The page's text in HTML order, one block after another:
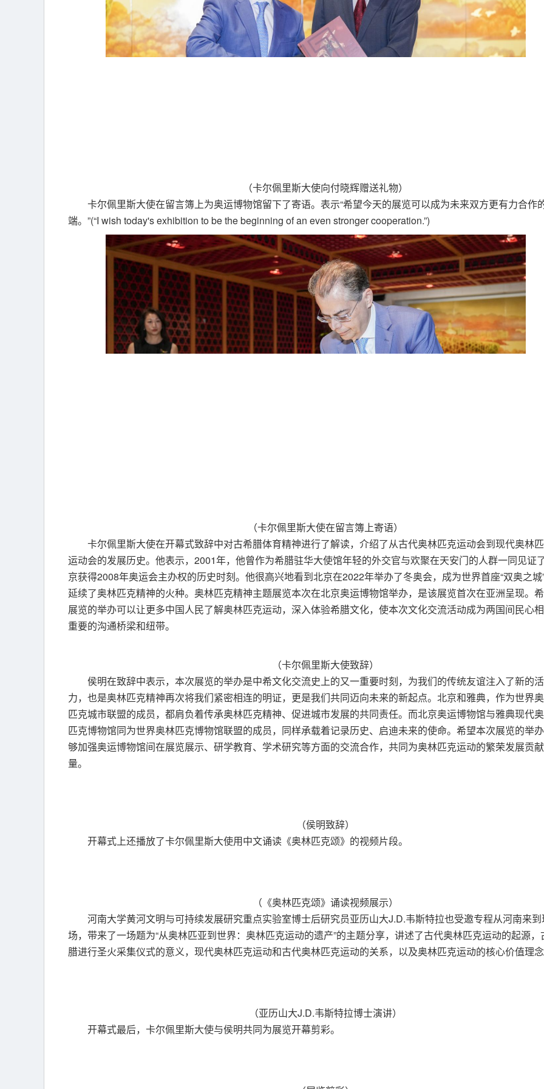
（卡尔佩里斯大使向付晓辉赠送礼物）
卡尔佩里斯大使在留言簿上为奥运博物馆留下了寄语。表示“希望今天的展览可以成为未来双方更有力合作
端。”(“I wish today's exhibition to be the beginning of an even stronger cooperation.”)
（卡尔佩里斯大使在留言簿上寄语）
卡尔佩里斯大使在开幕式致辞中对古希腊体育精神进行了解读，介绍了从古代奥林匹克运动会到现代奥林
运动会的发展历史。他表示，2001年，他曾作为希腊驻华大使馆年轻的外交官与欢聚在天安门的人群一同见证
京获得2008年奥运会主办权的历史时刻。他很高兴地看到北京在2022年举办了冬奥会，成为世界首座“双奥之城
延续了奥林匹克精神的火种。奥林匹克精神主题展览本次在北京奥运博物馆举办，是该展览首次在亚洲呈现。
展览的举办可以让更多中国人民了解奥林匹克运动，深入体验希腊文化，使本次文化交流活动成为两国间民心
重要的沟通桥梁和纽带。
（卡尔佩里斯大使致辞）
侯明在致辞中表示，本次展览的举办是中希文化交流史上的又一重要时刻，为我们的传统友谊注入了新的活
力，也是奥林匹克精神再次将我们紧密相连的明证，更是我们共同迈向未来的新起点。北京和雅典，作为世界
匹克城市联盟的成员，都肩负着传承奥林匹克精神、促进城市发展的共同责任。而北京奥运博物馆与雅典现代
匹克博物馆同为世界奥林匹克博物馆联盟的成员，同样承载着记录历史、启迪未来的使命。希望本次展览的举
够加强奥运博物馆间在展览展示、研学教育、学术研究等方面的交流合作，共同为奥林匹克运动的繁荣发展贡
量。
（侯明致辞）
开幕式上还播放了卡尔佩里斯大使用中文诵读《奥林匹克颂》的视频片段。
（《奥林匹克颂》诵读视频展示）
河南大学黄河文明与可持续发展研究重点实验室博士后研究员亚历山大J.D.韦斯特拉也受邀专程从河南来
场，带来了一场题为“从奥林匹亚到世界：奥林匹克运动的遗产”的主题分享，讲述了古代奥林匹克运动的起源，
腊进行圣火采集仪式的意义，现代奥林匹克运动和古代奥林匹克运动的关系，以及奥林匹克运动的核心价值理
（亚历山大J.D.韦斯特拉博士演讲）
开幕式最后，卡尔佩里斯大使与侯明共同为展览开幕剪彩。